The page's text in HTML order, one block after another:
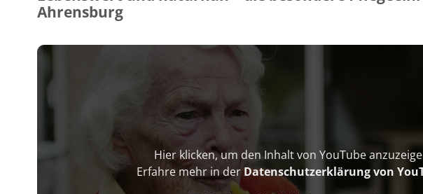
Ahrensburg
Hier klicken, um den Inhalt von YouTube
Erfahre mehr in derDatenschutzerklärung von